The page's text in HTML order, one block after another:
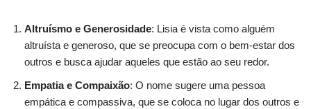
Altruísmo e Generosidade: Lisia é vista como alguém
altruísta e generoso, que se preocupa com o bem-estar dos
outros e busca ajudar aqueles que estão ao seu redor.
Empatia e Compaixão: O nome sugere uma pessoa
empática e compassiva, que se coloca no lugar dos outros e